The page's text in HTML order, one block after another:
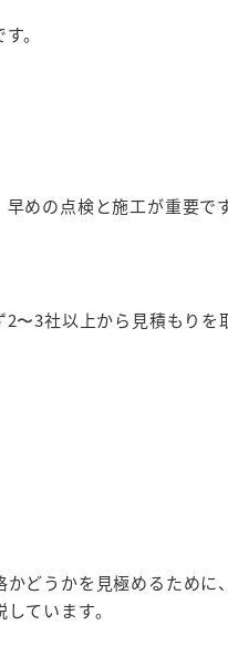
。
めの点検と施工が重要で
〜3社以上から見積もりを
かどうかを見極めるために
ています。